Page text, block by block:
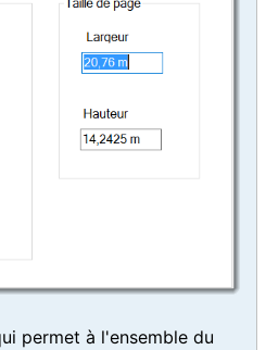
permet à l'ensemble du